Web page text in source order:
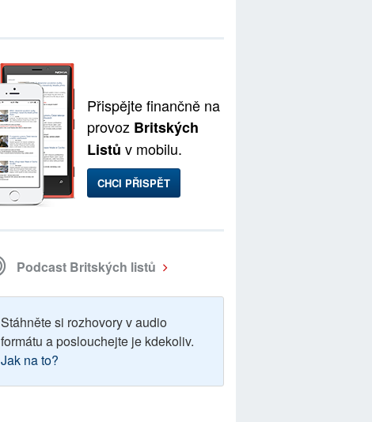
Přispějte finančně na
provoz Britských
Listů v mobilu.
CHCI PŘISPĚT
Podcast Britských listů
Stáhněte si rozhovory v audio
formátu a poslouchejte je kdekoliv.
Jak na to?